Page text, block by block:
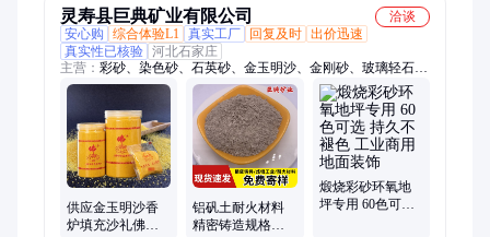
灵寿县巨典矿业有限公司
洽谈
安心购
综合体验L1 真实工厂 回复及时 出价迅速
真实性已核验 河北石家庄
主营： 彩砂、染色砂、石英砂、金玉明沙、金刚砂、玻璃轻石、
空心玻璃微珠、蛭石、玻璃微珠
供应金玉明沙香
炉填充沙礼佛供
铝矾土耐火材料
精密铸造规格全
煅烧彩砂环氧地
坪专用 60色可选